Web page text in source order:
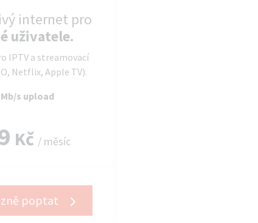
internet pro
uživatele.
IPTV a streamovací
Netflix, Apple TV).
Mb/s upload
Kč / měsíc
poptat